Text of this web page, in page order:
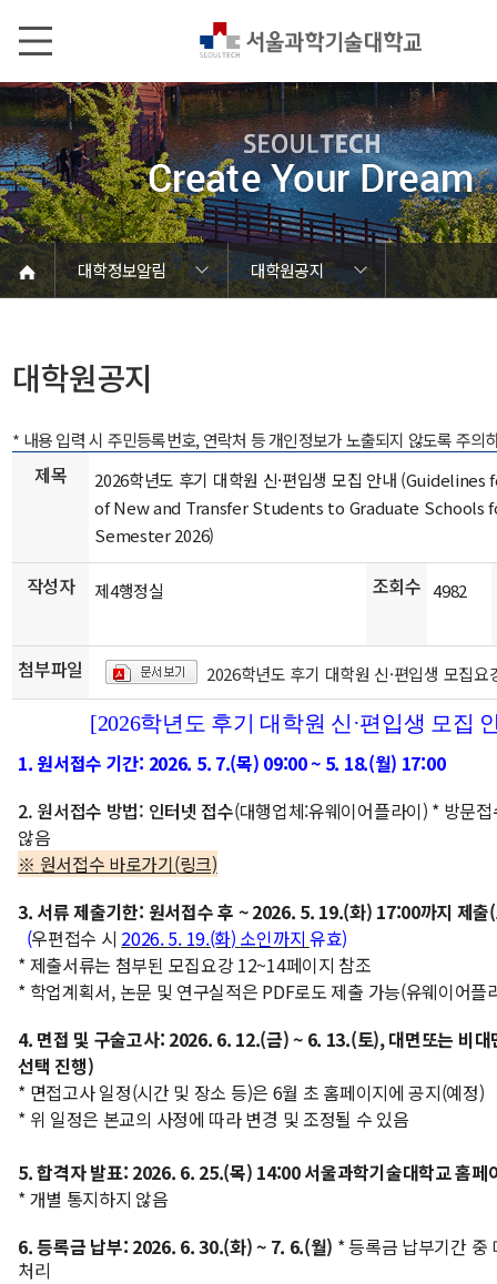
대학정보알림
대학원공지
대학정보알림
정보공개
정보서비스안내
온라인민원센터
청렴행정
갑질신고센터
유실물 센터
SEOULTECH광장
대학공지사항
학사공지
장학공지
대학원공지
취업공지
대학입찰
채용정보
공모/외부행사
등록금심의위원회
코로나바이러스19 대응안내
재정위원회
대학원공지
* 내용 입력 시 주민등록번호, 연락처 등 개인정보가 노출되지 않도록 주의
제목
2026학년도 후기 대학원 신·편입생 모집 안내
of New and Transfer Students to Graduate Schools
Semester 2026)
작성자 제4행정실 조회수 4982
첨부파일 2026학년도 후기 대학원 신·편입생 모집
[2026학년도 후기 대학원 신·편입생 모집
1. 원서접수 기간: 2026. 5. 7.(목) 09:00 ~ 5. 18.(월) 17:00
2. 원서접수 방법: 인터넷 접수(대행업체:유웨이어플라이) * 방문
않음
※ 원서접수 바로가기(링크)
3. 서류 제출기한: 원서접수 후 ~2026. 5. 19.(화) 17:00까지 제출(
(우편접수 시 2026. 5. 19.(화) 소인까지 유효)
*제출서류는 첨부된 모집요강 12~14페이지 참조
* 학업계획서, 논문 및 연구실적은 PDF로도 제출 가능(유웨이어플
4. 면접 및 구술고사: 2026. 6. 12.(금) ~ 6. 13.(토),대면또는 비대
선택 진행)
* 면접고사 일정(시간 및 장소 등)은 6월 초 홈페이지에 공지(예정)
* 위 일정은 본교의 사정에 따라 변경 및 조정될 수 있음
5.합격자 발표: 2026. 6. 25.(목) 14:00서울과학기술대학교 홈페
*개별 통지하지 않음
6.등록금 납부: 2026. 6. 30.(화) ~ 7. 6.(월) * 등록금 납부기간 중
처리